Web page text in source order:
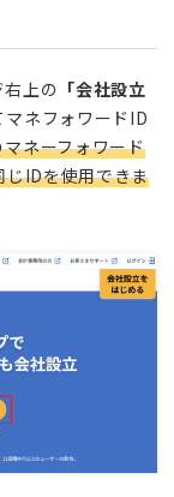
上の 「会社設立
ネフォワードID
ネーフォワード
じIDを使用できま